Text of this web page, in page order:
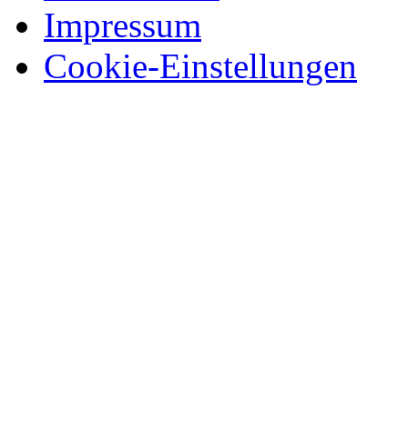
Impressum
Cookie-Einstellungen